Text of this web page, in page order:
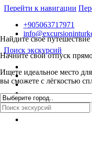
Перейти к навигации
Найдите своё
Начните свой отпуск
Ищете идеальное место
вы сможете с лёгкостью
+905063717971
Поиск экскурсий